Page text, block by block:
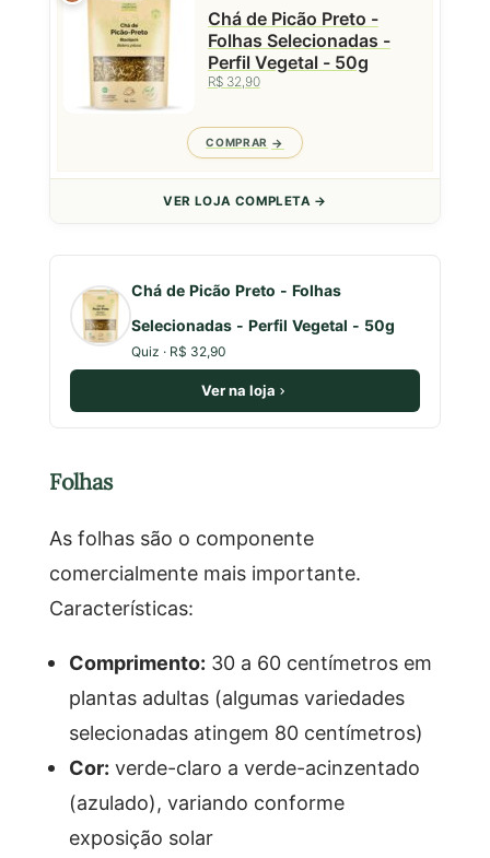
Chá de Picão Preto -
Folhas Selecionadas -
Perfil Vegetal - 50g
R$ 32,90
COMPRAR
VER LOJA COMPLETA →
Chá de Picão Preto - Folhas
Selecionadas - Perfil Vegetal - 50g
Quiz · R$ 32,90
Ver na loja
Folhas
As folhas são o componente
comercialmente mais importante.
Características:
Comprimento: 30 a 60 centímetros em
plantas adultas (algumas variedades
selecionadas atingem 80 centímetros)
Cor: verde-claro a verde-acinzentado
(azulado), variando conforme
exposição solar